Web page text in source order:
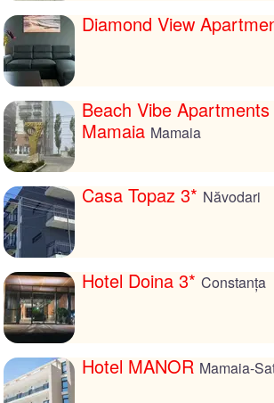
Diamond View
Beach Vibe
Mamaia Mamaia
Casa Topaz 3* Năvodari
Hotel Doina 3* Constanța
Hotel MANOR Mamaia-